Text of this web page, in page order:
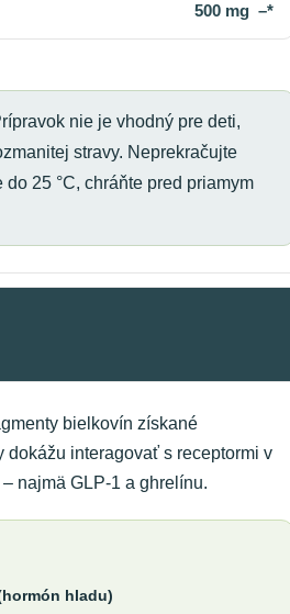
500 mg –*
nie je vhodný pre deti,
stravy. Neprekračujte
25 °C, chráňte pred priamym
bielkovín získané
dokážu interagovať s receptormi v
najmä GLP-1 a ghrelínu.
hladu)